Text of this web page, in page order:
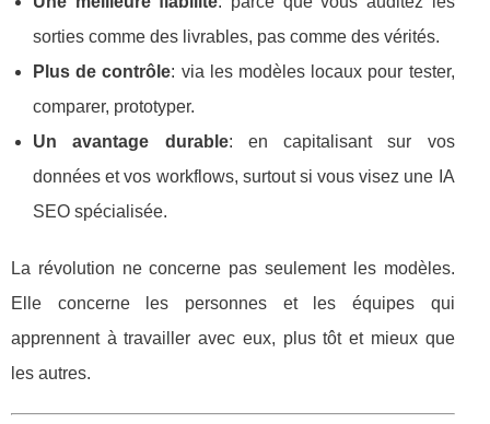
sorties comme des livrables, pas comme des vérités.
Plus de contrôle: via les modèles locaux pour tester,
comparer, prototyper.
Un avantage durable: en capitalisant sur vos
données et vos workflows, surtout si vous visez une IA
SEO spécialisée.
La révolution ne concerne pas seulement les modèles.
Elle concerne les personnes et les équipes qui
apprennent à travailler avec eux, plus tôt et mieux que
les autres.